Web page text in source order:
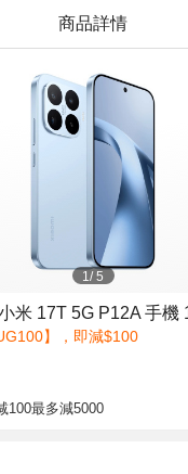
商品詳情
1/5
米 17T 5G P12A 手機
】，即減$100
100最多減5000